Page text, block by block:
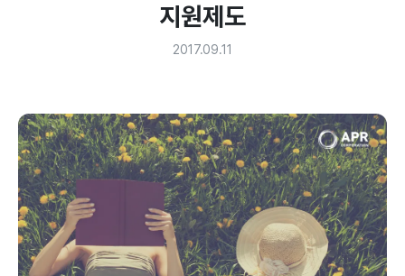
지원제도
2017.09.11